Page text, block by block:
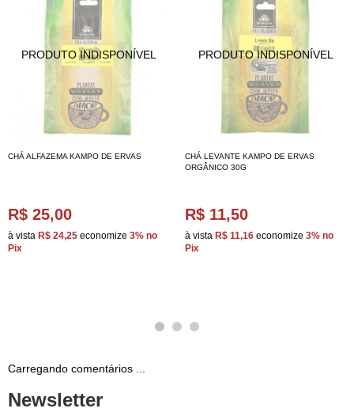
CHÁ ALFAZEMA KAMPO DE ERVAS
R$ 25,00
à vista R$ 24,25 economize 3% no
Pix
CHÁ LEVANTE KAMPO DE ERVAS
ORGÂNICO 30G
R$ 11,50
à vista R$ 11,16 economize 3% no
Pix
Carregando comentários ...
Newsletter